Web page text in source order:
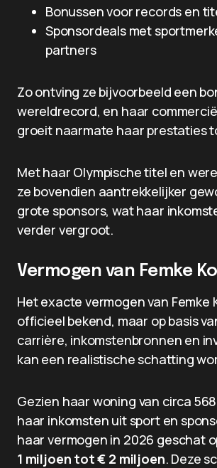
Bonussen voor records en
Sponsordeals met
partners
Zo ontving ze bijvoorbeeld een
wereldrecord, en haar
groeit naarmate haar prestaties
Met haar Olympische titel en
ze bovendien aantrekkelijker
grote sponsors, wat haar
verder vergroot.
Vermogen van Femke
Het exacte vermogen van Femke
officieel bekend, maar op basis
carrière, inkomstenbronnen en
kan een realistische schatting
Gezien haar woning van circa
haar inkomsten uit sport en
haar vermogen in 2026 geschat
1 miljoen tot € 2 miljoen. Deze